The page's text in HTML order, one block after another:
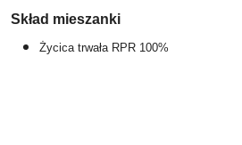
Skład mieszanki
Życica trwała RPR 100%